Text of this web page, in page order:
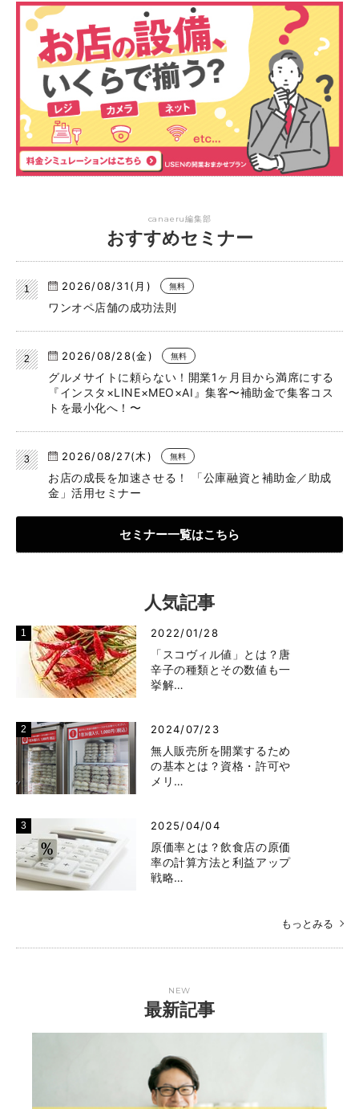
canaeru編集部
おすすめセミナー
2026/08/31(月) 無料
ワンオペ店舗の成功法則
2026/08/28(金) 無料
グルメサイトに頼らない！開業1ヶ月目から満席にする
『インスタ×LINE×MEO×AI』集客〜補助金で集客コス
トを最小化へ！〜
2026/08/27(木) 無料
お店の成長を加速させる！ 「公庫融資と補助金／助成
金」活用セミナー
セミナー一覧はこちら
人気記事
2022/01/28
「スコヴィル値」とは？唐
辛子の種類とその数値も一
挙解…
2024/07/23
無人販売所を開業するため
の基本とは？資格・許可や
メリ…
2025/04/04
原価率とは？飲食店の原価
率の計算方法と利益アップ
戦略…
もっとみる
NEW
最新記事